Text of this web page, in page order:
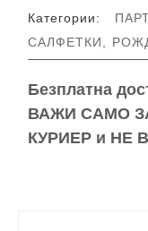
Категории:
САЛФЕТКИ
Безплатна
ВАЖИ САМО
КУРИЕР и НЕ